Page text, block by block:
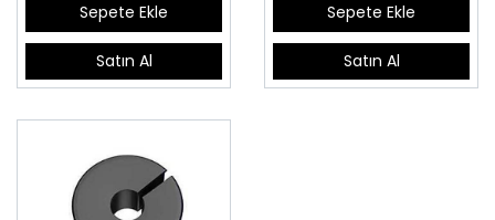
Sepete Ekle
Satın Al
Sepete Ekle
Satın Al